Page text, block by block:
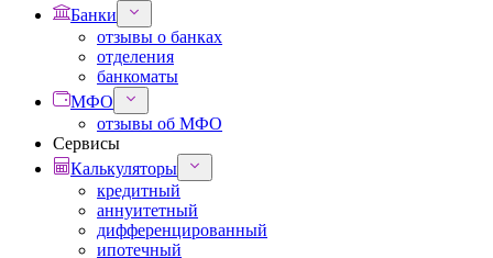
Банки
отзывы о банках
отделения
банкоматы
МФО
отзывы об МФО
Сервисы
Калькуляторы
кредитный
аннуитетный
дифференцированный
ипотечный